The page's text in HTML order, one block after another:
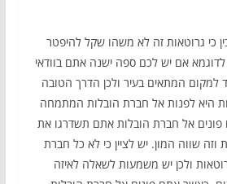
כי גרוטאות זה לא משהו שקל להיפטר
אם יש לכם ספה ישנה אתם בוודאי
המתאים בעיר ולכן הדרך הטובה
היא לפנות אל חברת הובלות המתמחה
אל חברת הובלות אתם תשדרגו את
שווה המון. יש לציין כי לא כל חברת
ולכן יש משמעות לשאלה לאיזה